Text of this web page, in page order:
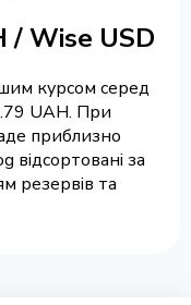
/ Wise USD
курсом серед
UAH. При
приблизно
відсортовані за
резервів та